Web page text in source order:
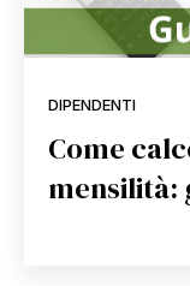
DIPENDENTI
Come
mensilità: